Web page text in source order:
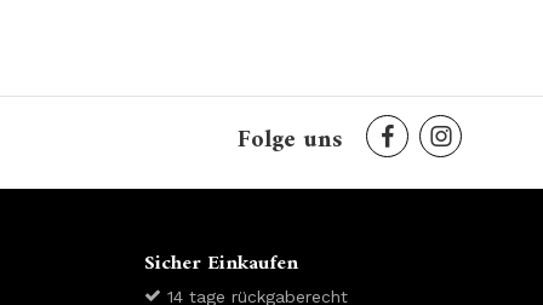
Folge uns
Sicher Einkaufen
14 tage rückgaberecht